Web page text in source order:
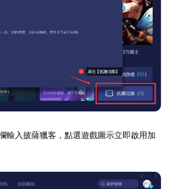
輸入披薩獵客，點選遊戲圖示立即啟用加